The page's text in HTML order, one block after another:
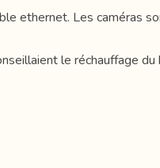
ethernet. Les
le